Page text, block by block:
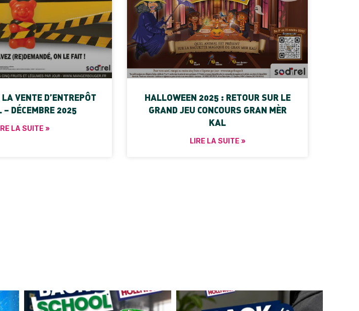
VENTE D’ENTREPÔT
– DÉCEMBRE 2025
LA SUITE »
HALLOWEEN 2025 : RETOUR SUR LE
GRAND JEU CONCOURS GRAN MÈR
KAL
LIRE LA SUITE »